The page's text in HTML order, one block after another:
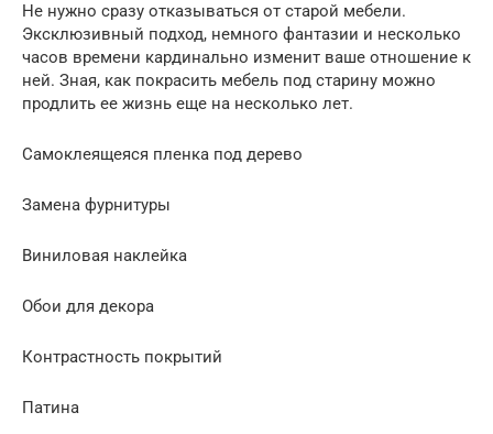
Не нужно сразу отказываться от старой мебели.
Эксклюзивный подход, немного фантазии и несколько
часов времени кардинально изменит ваше отношение к
ней. Зная, как покрасить мебель под старину можно
продлить ее жизнь еще на несколько лет.
Самоклеящеяся пленка под дерево
Замена фурнитуры
Виниловая наклейка
Обои для декора
Контрастность покрытий
Патина